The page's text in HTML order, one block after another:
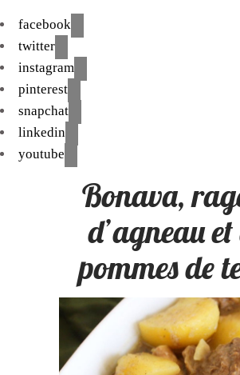
facebook
twitter
instagram
pinterest
snapchat
linkedin
youtube
Bonava,
d’agneau
pommes de